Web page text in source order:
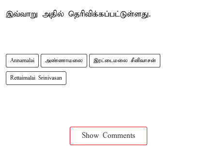
இவ்வாறு அதில் தெரிவிக்கப்பட்டுள்ளது.
Annamalai அண்ணாமலை இரட்டைமலை சீனிவாசன்
Rettaimalai Srinivasan
Show Comments